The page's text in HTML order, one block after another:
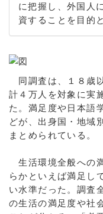
に把握し、外国人
資することを目的
同調査は、１８歳
計４万人を対象に実
た。満足度や日本語
どが、出身国・地域
まとめられている。
生活環境全般への
らかといえば満足し
い水準だった。調査
の生活の満足度や社